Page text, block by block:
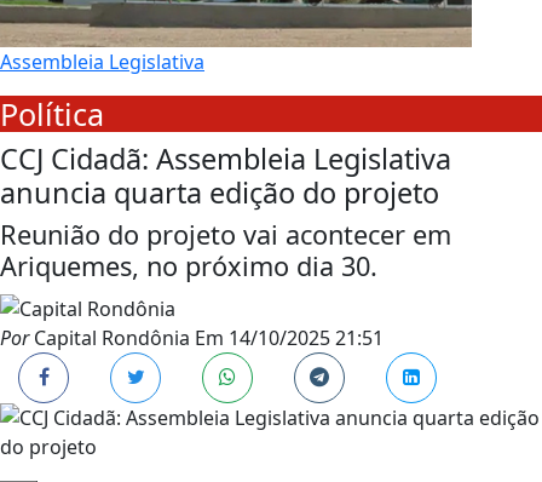
Assembleia Legislativa
Política
CCJ Cidadã: Assembleia Legislativa
anuncia quarta edição do projeto
Reunião do projeto vai acontecer em
Ariquemes, no próximo dia 30.
PorCapital Rondônia Em 14/10/2025 21:51